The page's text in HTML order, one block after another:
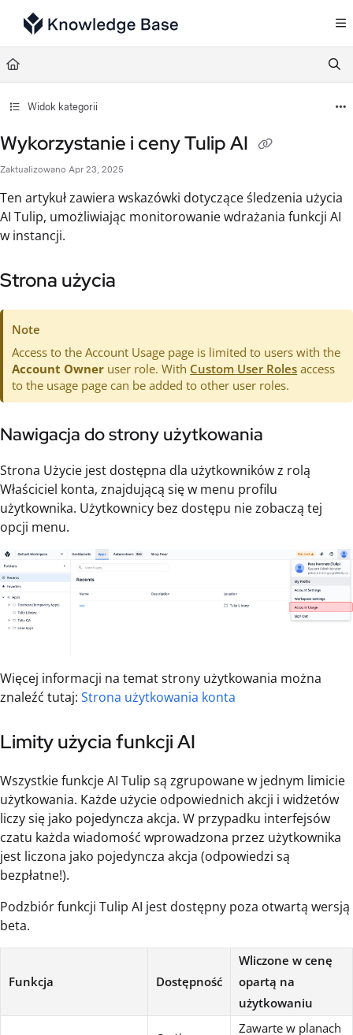
Documentation Index
Fetch the complete documentation index at:
Use this file to discover all available pages before exploring further.
Widok kategorii
Wykorzystanie i ceny Tulip AI
Zaktualizowano Apr 23, 2025
Ten artykuł zawiera wskazówki dotyczące śledzenia użycia
AI Tulip, umożliwiając monitorowanie wdrażania funkcji AI
w instancji.
Strona użycia
Note
Access to the Account Usage page is limited to users with the
Account Owner user role. With Custom User Roles access
to the usage page can be added to other user roles.
Nawigacja do strony użytkowania
Strona Użycie jest dostępna dla użytkowników z rolą
Właściciel konta, znajdującą się w menu profilu
użytkownika. Użytkownicy bez dostępu nie zobaczą tej
opcji menu.
Więcej informacji na temat strony użytkowania można
znaleźć tutaj: Strona użytkowania konta
Limity użycia funkcji AI
Wszystkie funkcje AI Tulip są zgrupowane w jednym limicie
użytkowania. Każde użycie odpowiednich akcji i widżetów
liczy się jako pojedyncza akcja. W przypadku interfejsów
czatu każda wiadomość wprowadzona przez użytkownika
jest liczona jako pojedyncza akcja (odpowiedzi są
bezpłatne!).
Podzbiór funkcji Tulip AI jest dostępny poza otwartą wersją
beta.
Funkcja Dostępność
Wliczone w cenę
opartą na
użytkowaniu
Zawarte w planach